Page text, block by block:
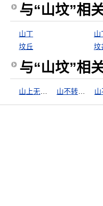
与“山坟”相
山丁 山
坟丘
坟
与“山坟”相